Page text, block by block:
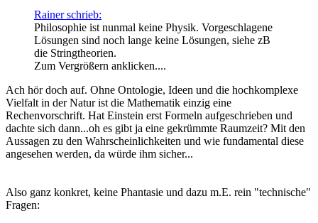
Rainer schrieb:
Philosophie ist nunmal keine Physik. Vorgeschlagene
Lösungen sind noch lange keine Lösungen, siehe zB
die Stringtheorien.
Zum Vergrößern anklicken....
Ach hör doch auf. Ohne Ontologie, Ideen und die hochkomplexe
Vielfalt in der Natur ist die Mathematik einzig eine
Rechenvorschrift. Hat Einstein erst Formeln aufgeschrieben und
dachte sich dann...oh es gibt ja eine gekrümmte Raumzeit? Mit den
Aussagen zu den Wahrscheinlichkeiten und wie fundamental diese
angesehen werden, da würde ihm sicher...
Also ganz konkret, keine Phantasie und dazu m.E. rein "technische"
Fragen: